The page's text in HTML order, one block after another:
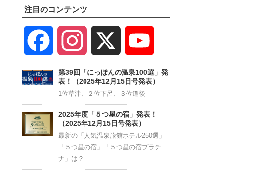
注目のコンテンツ
Facebook Instagram
Channel
第39回「にっぽんの温泉100選」発
表！（2025年12月15日号発表）
1位草津、２位下呂、３位道後
2025年度「５つ星の宿」発表！
（2025年12月15日号発表）
最新の「人気温泉旅館ホテル250選」
「５つ星の宿」「５つ星の宿プラチ
ナ」は？